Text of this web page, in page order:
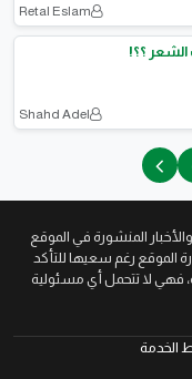
Retal Eslam
؟؟!
Shahd Adel
المنشورة في الموقع
الموقع رغم سعيها للتأكد
فهي لا تتحمل أي مسئولية
الخدمة